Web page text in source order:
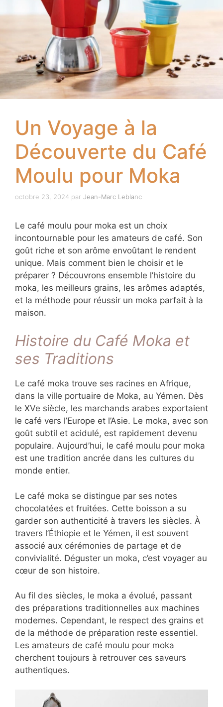
Un Voyage à la
Découverte du Café
Moulu pour Moka
octobre 23, 2024 par Jean-Marc Leblanc
Le café moulu pour moka est un choix
incontournable pour les amateurs de café. Son
goût riche et son arôme envoûtant le rendent
unique. Mais comment bien le choisir et le
préparer ? Découvrons ensemble l’histoire du
moka, les meilleurs grains, les arômes adaptés,
et la méthode pour réussir un moka parfait à la
maison.
Histoire du Café Moka et
ses Traditions
Le café moka trouve ses racines en Afrique,
dans la ville portuaire de Moka, au Yémen. Dès
le XVe siècle, les marchands arabes exportaient
le café vers l’Europe et l’Asie. Le moka, avec son
goût subtil et acidulé, est rapidement devenu
populaire. Aujourd’hui, le café moulu pour moka
est une tradition ancrée dans les cultures du
monde entier.
Le café moka se distingue par ses notes
chocolatées et fruitées. Cette boisson a su
garder son authenticité à travers les siècles. À
travers l’Éthiopie et le Yémen, il est souvent
associé aux cérémonies de partage et de
convivialité. Déguster un moka, c’est voyager au
cœur de son histoire.
Au fil des siècles, le moka a évolué, passant
des préparations traditionnelles aux machines
modernes. Cependant, le respect des grains et
de la méthode de préparation reste essentiel.
Les amateurs de café moulu pour moka
cherchent toujours à retrouver ces saveurs
authentiques.